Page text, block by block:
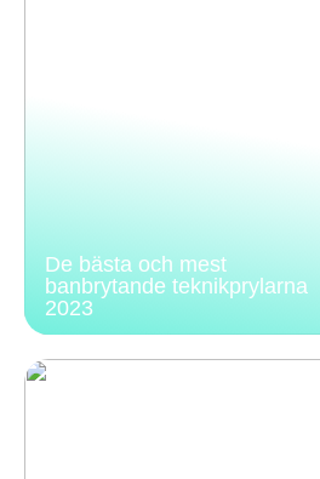
De bästa och mest
banbrytande teknikprylarna
2023